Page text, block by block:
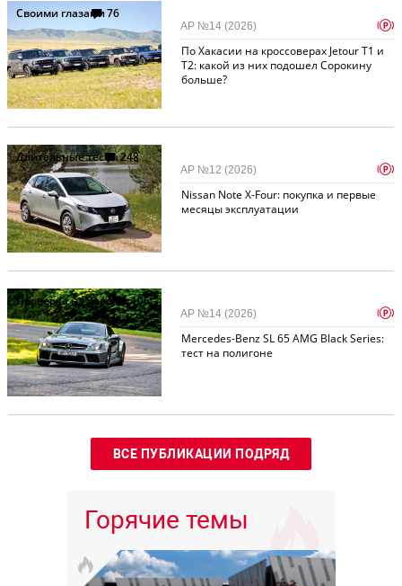
Своими глазами76
По Хакасии на кроссоверах Jetour T1 и
T2: какой из них подошел Сорокину
больше?
АР №14 (2026) p
Длительные тесты248
Nissan Note X-Four: покупка и первые
месяцы эксплуатации
АР №12 (2026) p
Проверка на дорогах106
Mercedes-Benz SL 65 AMG Black Series:
тест на полигоне
АР №14 (2026) p
ВСЕ ПУБЛИКАЦИИ ПОДРЯД
Горячие темы